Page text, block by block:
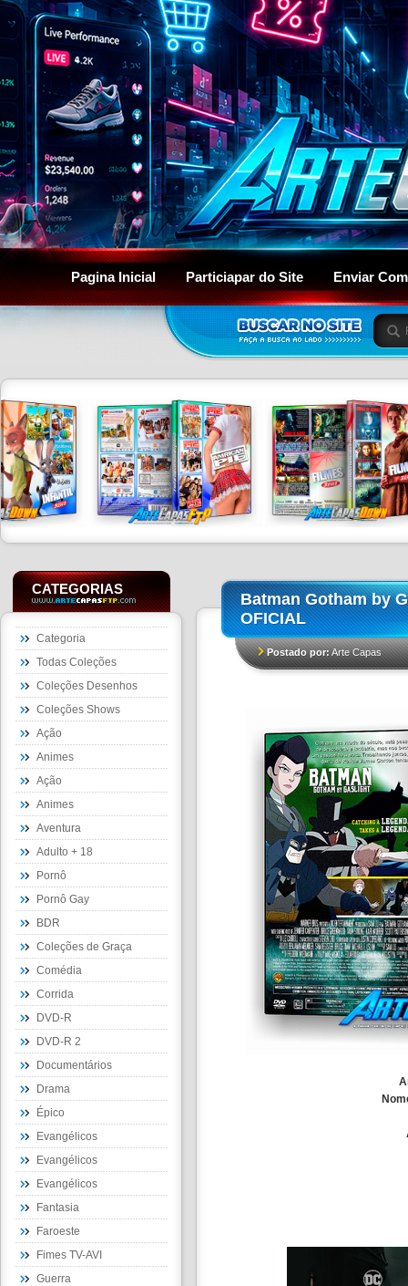
Pagina Inicial Particiapar do Site Enviar
CATEGORIAS
Categoria
Todas Coleções
Coleções Desenhos
Coleções Shows
Ação
Animes
Ação
Animes
Aventura
Adulto + 18
Pornô
Pornô Gay
BDR
Coleções de Graça
Comédia
Corrida
DVD-R
DVD-R 2
Documentários
Drama
Épico
Evangélicos
Evangélicos
Evangélicos
Fantasia
Faroeste
Fimes TV-AVI
Guerra
Batman Gotham by
OFICIAL
Postado por:Arte Capas